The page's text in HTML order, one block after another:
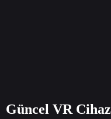
Güncel VR